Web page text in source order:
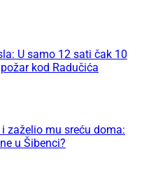
U samo 12 sati čak 10
kod Radučića
zaželio mu sreću doma:
u Šibenci?